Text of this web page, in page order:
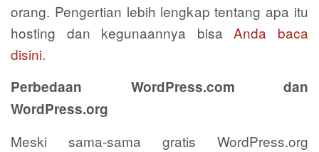
orang. Pengertian lebih lengkap tentang apa itu
hosting dan kegunaannya bisaAnda baca
disini.
Perbedaan WordPress.com dan
WordPress.org
Meski sama-sama gratis WordPress.org